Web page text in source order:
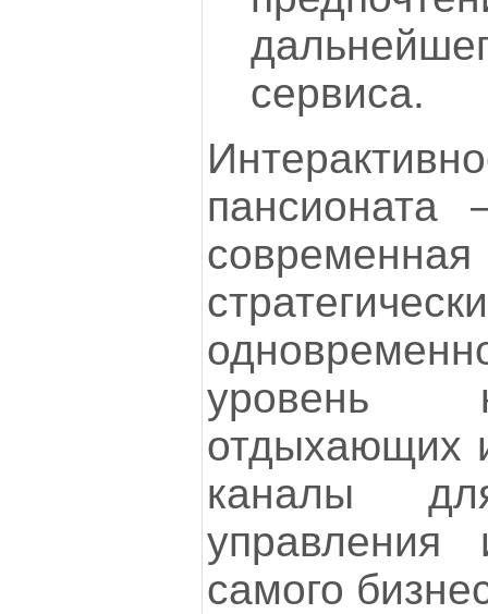
сервиса.
уровень
отдыхающих
каналы
самого